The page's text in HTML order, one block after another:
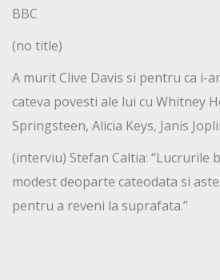
BBC
(no title)
A murit Clive Davis si pentru ca i-
cateva povesti ale lui cu Whitney
Springsteen, Alicia Keys, Janis
(interviu) Stefan Caltia: “Lucrurile
modest deoparte cateodata si
pentru a reveni la suprafata.”